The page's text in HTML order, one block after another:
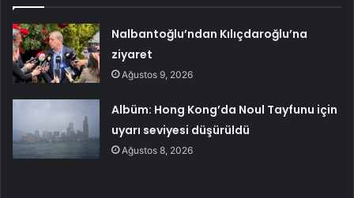
Nalbantoğlu’ndan Kılıçdaroğlu’na
ziyaret
Ağustos 9, 2026
Albüm: Hong Kong’da Noul Tayfunu için
uyarı seviyesi düşürüldü
Ağustos 8, 2026